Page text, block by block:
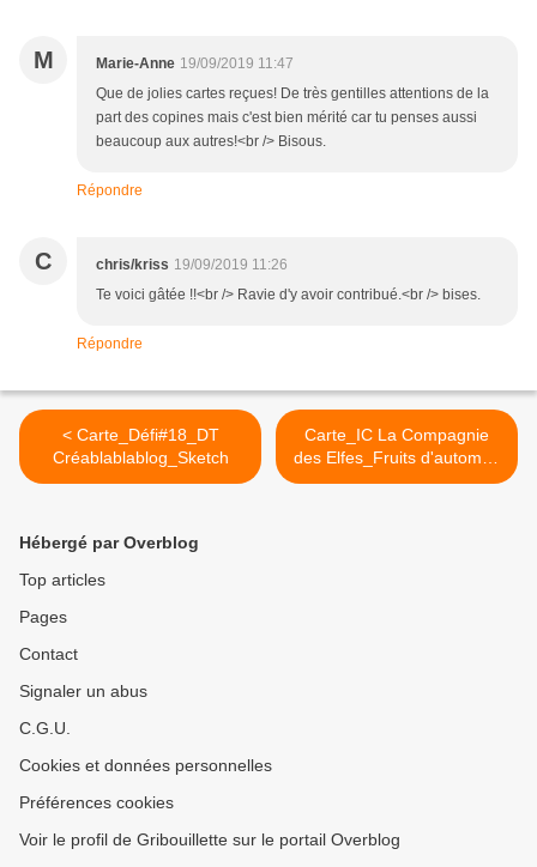
M Marie-Anne 19/09/2019 11:47
Que de jolies cartes reçues! De très gentilles attentions de la
part des copines mais c'est bien mérité car tu penses aussi
beaucoup aux autres!<br /> Bisous.
Répondre
C chris/kriss 19/09/2019 11:26
Te voici gâtée !!<br /> Ravie d'y avoir contribué.<br /> bises.
Répondre
< Carte_Défi#18_DT
Créablablablog_Sketch
Carte_IC La Compagnie
des Elfes_Fruits d'automne
>
Hébergé par Overblog
Top articles
Pages
Contact
Signaler un abus
C.G.U.
Cookies et données personnelles
Préférences cookies
Voir le profil de Gribouillette sur le portail Overblog